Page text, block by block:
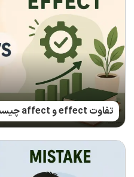
تفاوت effect و affect چیست؟